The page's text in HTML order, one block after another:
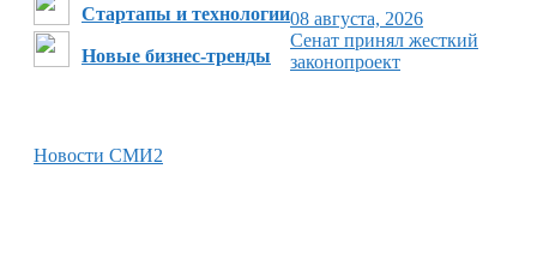
Стартапы и технологии
Новые бизнес-тренды
08 августа, 2026
Сенат принял жесткий
законопроект
Новости СМИ2